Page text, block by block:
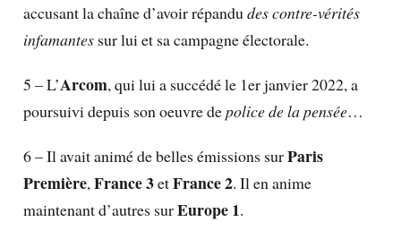
accusant la chaîne d’avoir répandu des contre-vérités
infamantessur lui et sa campagne électorale.
5 – L’Arcom, qui lui a succédé le 1er janvier 2022, a
poursuivi depuis son oeuvre depolice de la pensée…
6 – Il avait animé de belles émissions surParis
Première,France 3etFrance 2. Il en anime
maintenant d’autres surEurope 1.